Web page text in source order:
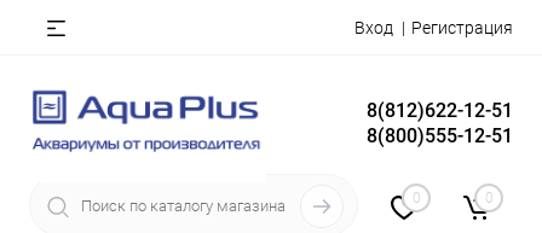
Вход Регистрация
8(812)622-12-51
8(800)555-12-51
0 0